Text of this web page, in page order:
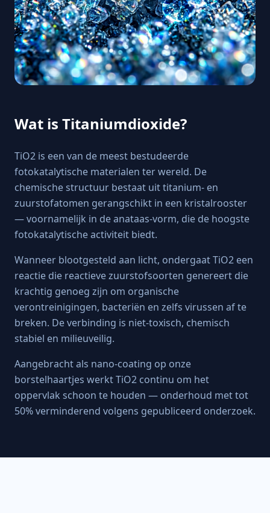
Wat is Titaniumdioxide?
TiO2 is een van de meest bestudeerde
fotokatalytische materialen ter wereld. De
chemische structuur bestaat uit titanium- en
zuurstofatomen gerangschikt in een kristalrooster
— voornamelijk in de anataas-vorm, die de hoogste
fotokatalytische activiteit biedt.
Wanneer blootgesteld aan licht, ondergaat TiO2 een
reactie die reactieve zuurstofsoorten genereert die
krachtig genoeg zijn om organische
verontreinigingen, bacteriën en zelfs virussen af te
breken. De verbinding is niet-toxisch, chemisch
stabiel en milieuveilig.
Aangebracht als nano-coating op onze
borstelhaartjes werkt TiO2 continu om het
oppervlak schoon te houden — onderhoud met tot
50% verminderend volgens gepubliceerd onderzoek.